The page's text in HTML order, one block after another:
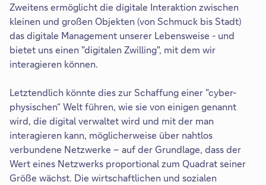
Zweitens ermöglicht die digitale Interaktion zwischen
kleinen und großen Objekten (von Schmuck bis Stadt)
das digitale Management unserer Lebensweise - und
bietet uns einen "digitalen Zwilling", mit dem wir
interagieren können.
Letztendlich könnte dies zur Schaffung einer "cyber-
physischen“ Welt führen, wie sie von einigen genannt
wird, die digital verwaltet wird und mit der man
interagieren kann, möglicherweise über nahtlos
verbundene Netzwerke – auf der Grundlage, dass der
Wert eines Netzwerks proportional zum Quadrat seiner
Größe wächst. Die wirtschaftlichen und sozialen